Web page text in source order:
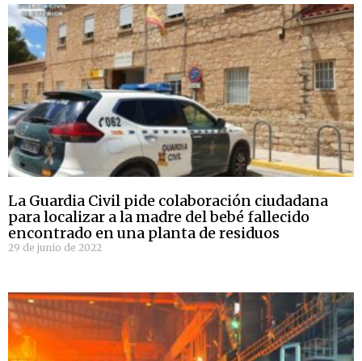
La Guardia Civil pide colaboración ciudadana
para localizar a la madre del bebé fallecido
encontrado en una planta de residuos
29 de junio de 2022